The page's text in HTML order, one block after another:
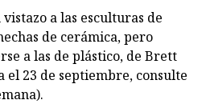
a las esculturas de
de cerámica, pero
a las de plástico, de Brett
el 23 de septiembre, consulte